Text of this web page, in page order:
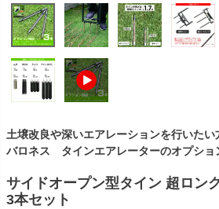
土壌改良や深いエアレーションを行いたい
バロネス タインエアレーターのオプショ
サイドオープン型タイン 超ロン
3本セット